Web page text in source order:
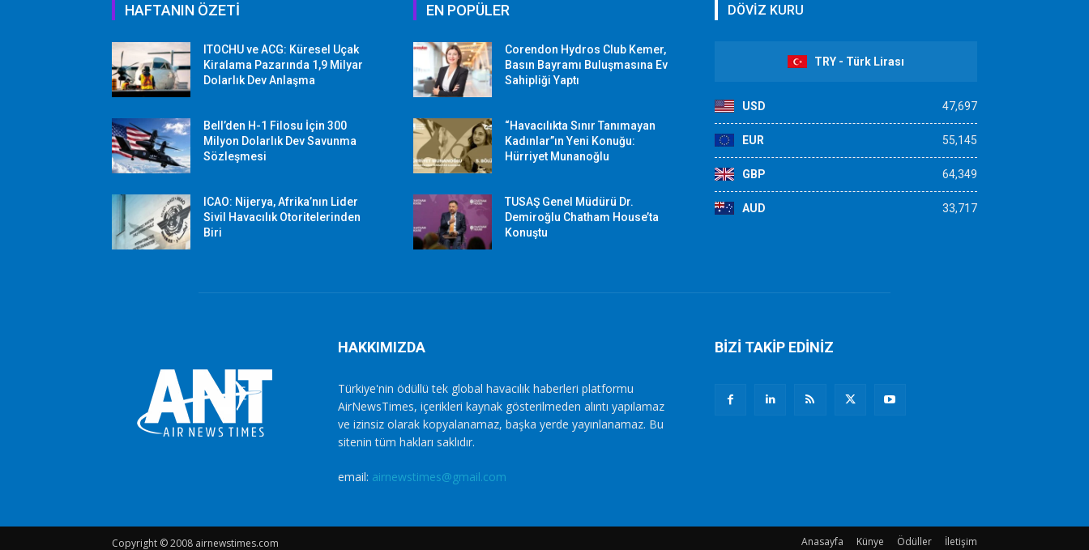
HAFTANIN ÖZETİ
ITOCHU ve ACG: Küresel Uçak
Kiralama Pazarında 1,9 Milyar
Dolarlık Dev Anlaşma
Bell’den H-1 Filosu İçin 300
Milyon Dolarlık Dev Savunma
Sözleşmesi
ICAO: Nijerya, Afrika’nın Lider
Sivil Havacılık Otoritelerinden
Biri
EN POPÜLER
Corendon Hydros Club Kemer,
Basın Bayramı Buluşmasına Ev
Sahipliği Yaptı
“Havacılıkta Sınır Tanımayan
Kadınlar”ın Yeni Konuğu:
Hürriyet Munanoğlu
TUSAŞ Genel Müdürü Dr.
Demiroğlu Chatham House’ta
Konuştu
DÖVİZ KURU
TRY - Türk Lirası
USD 47,697
EUR 55,145
GBP 64,349
AUD 33,717
HAKKIMIZDA
Türkiye'nin ödüllü tek global havacılık haberleri platformu
AirNewsTimes, içerikleri kaynak gösterilmeden alıntı yapılamaz
ve izinsiz olarak kopyalanamaz, başka yerde yayınlanamaz. Bu
sitenin tüm hakları saklıdır.
email: airnewstimes@gmail.com
BİZİ TAKİP EDİNİZ
Copyright © 2008 airnewstimes.com Anasayfa Künye Ödüller İletişim